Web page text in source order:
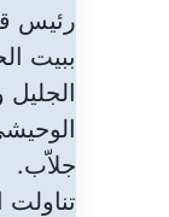
رئيس
ببيت
جلاّب.